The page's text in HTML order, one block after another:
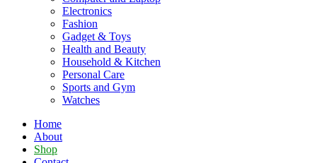
Electronics
Fashion
Gadget & Toys
Health and Beauty
Household & Kitchen
Personal Care
Sports and Gym
Watches
Home
About
Shop